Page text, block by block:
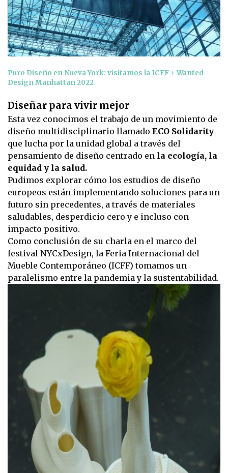
Puro Diseño en Nueva York: visitamos la ICFF + Wanted
Design Manhattan 2022
Diseñar para vivir mejor
Esta vez conocimos el trabajo de un movimiento de
diseño multidisciplinario llamado ECO Solidarity
que lucha por la unidad global a través del
pensamiento de diseño centrado en la ecología, la
equidad y la salud.
Pudimos explorar cómo los estudios de diseño
europeos están implementando soluciones para un
futuro sin precedentes, a través de materiales
saludables, desperdicio cero y e incluso con
impacto positivo.
Como conclusión de su charla en el marco del
festival NYCxDesign, la Feria Internacional del
Mueble Contemporáneo (ICFF) tomamos un
paralelismo entre la pandemia y la sustentabilidad.